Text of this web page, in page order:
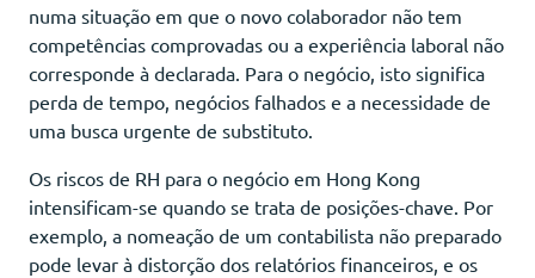
numa situação em que o novo colaborador não tem
competências comprovadas ou a experiência laboral não
corresponde à declarada. Para o negócio, isto significa
perda de tempo, negócios falhados e a necessidade de
uma busca urgente de substituto.
Os riscos de RH para o negócio em Hong Kong
intensificam-se quando se trata de posições-chave. Por
exemplo, a nomeação de um contabilista não preparado
pode levar à distorção dos relatórios financeiros, e os